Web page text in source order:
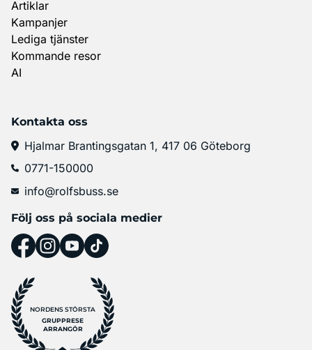
Artiklar
Kampanjer
Lediga tjänster
Kommande resor
AI
Kontakta oss
Hjalmar Brantingsgatan 1, 417 06 Göteborg
0771-150000
info@rolfsbuss.se
Följ oss på sociala medier
NORDENS STÖRSTA
GRUPPRESE
ARRANGÖR